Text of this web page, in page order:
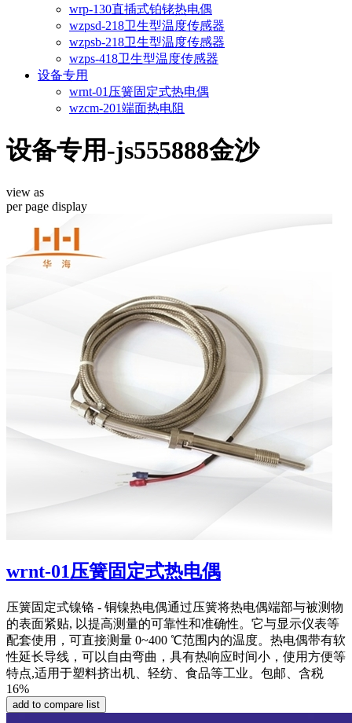
wrp-130直插式铂铑热电偶
wzpsd-218卫生型温度传感器
wzpsb-218卫生型温度传感器
wzps-418卫生型温度传感器
设备专用
wrnt-01压簧固定式热电偶
wzcm-201端面热电阻
设备专用-js555888金沙
view as
per page display
wrnt-01压簧固定式热电偶
压簧固定式镍铬 - 铜镍热电偶通过压簧将热电偶端部与被测物
的表面紧贴, 以提高测量的可靠性和准确性。它与显示仪表等
配套使用，可直接测量 0~400 ℃范围内的温度。热电偶带有软
性延长导线，可以自由弯曲，具有热响应时间小，使用方便等
特点,适用于塑料挤出机、轻纺、食品等工业。包邮、含税
16%